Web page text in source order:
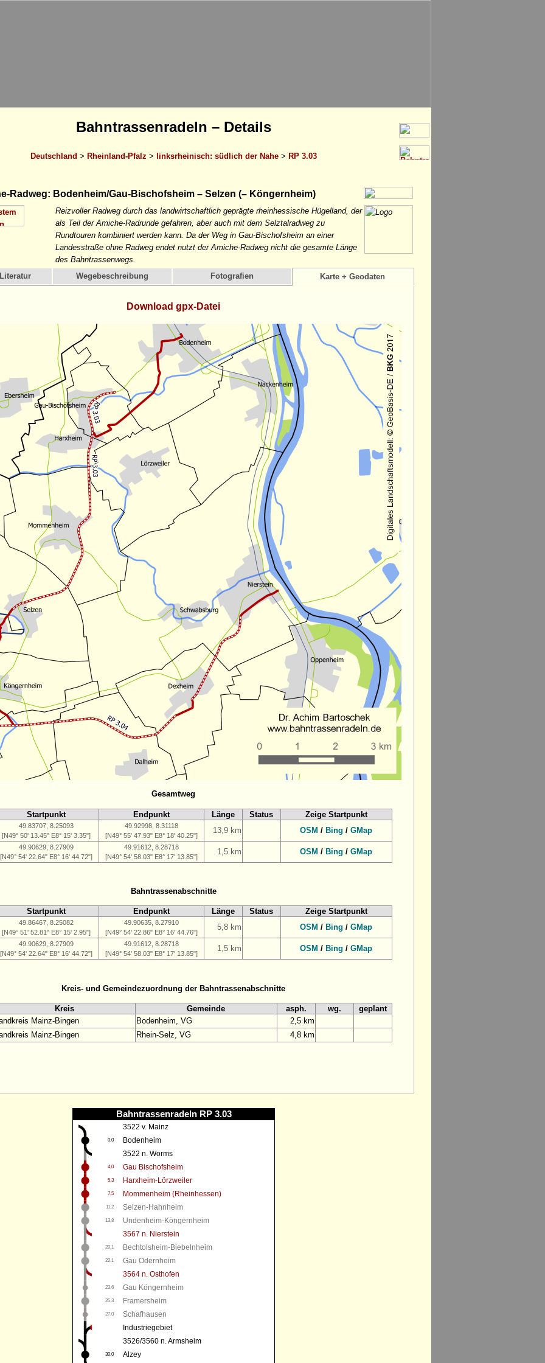
Bahntrassenradeln – Details
Deutschland > Rheinland-Pfalz > linksrheinisch: südlich der Nahe> RP 3.03
Radweg: Bodenheim/Gau-Bischofsheim – Selzen (– Köngernheim)
Reizvoller Radweg durch das landwirtschaftlich geprägte rheinhessische Hügelland, der
als Teil der Amiche-Radrunde gefahren, aber auch mit dem Selztalradweg zu
Rundtouren kombiniert werden kann. Da der Weg in Gau-Bischofsheim an einer
Landesstraße ohne Radweg endet nutzt der Amiche-Radweg nicht die gesamte Länge
des Bahntrassenwegs.
Wegebeschreibung Fotografien Karte + Geodaten
Download gpx-Datei
Gesamtweg
Startpunkt Endpunkt Länge Status Zeige Startpunkt
49.83707, 8.25093
[N49° 50' 13.45" E8° 15' 3.35"]
49.92998, 8.31118
[N49° 55' 47.93" E8° 18' 40.25"]
13,9 km OSM / Bing / GMap
49.90629, 8.27909
[N49° 54' 22.64" E8° 16' 44.72"]
49.91612, 8.28718
[N49° 54' 58.03" E8° 17' 13.85"]
1,5 km OSM / Bing / GMap
Bahntrassenabschnitte
Startpunkt Endpunkt Länge Status Zeige Startpunkt
49.86467, 8.25082
[N49° 51' 52.81" E8° 15' 2.95"]
49.90635, 8.27910
[N49° 54' 22.86" E8° 16' 44.76"]
5,8 km OSM / Bing / GMap
49.90629, 8.27909
[N49° 54' 22.64" E8° 16' 44.72"]
49.91612, 8.28718
[N49° 54' 58.03" E8° 17' 13.85"]
1,5 km OSM / Bing / GMap
Kreis- und Gemeindezuordnung der Bahntrassenabschnitte
Kreis Gemeinde asph. wg.
geplant
Mainz-Bingen
Bodenheim, VG
2,5 km
Mainz-Bingen
Rhein-Selz, VG 4,8 km
Bahntrassenradeln RP 3.03
3522 v. Mainz
0,0
Bodenheim
3522 n. Worms
4,0 Gau Bischofsheim
5,3 Harxheim-Lörzweiler
7,5 Mommenheim (Rheinhessen)
11,2 Selzen-Hahnheim
13,8
Undenheim-Köngernheim
3567 n. Nierstein
20,1 Bechtolsheim-Biebelnheim
22,1
Gau Odernheim
3564 n. Osthofen
23,6 Gau Köngernheim
25,3 Framersheim
27,0
Schafhausen
Industriegebiet
3526/3560 n. Armsheim
30,0 Alzey